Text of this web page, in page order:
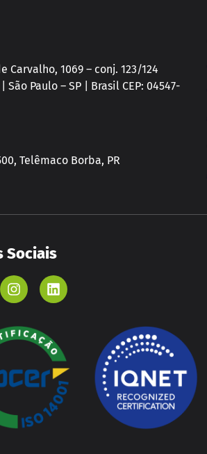
Carvalho, 1069 – conj. 123/124
Paulo – SP | Brasil CEP: 04547-
Telêmaco Borba, PR
Sociais